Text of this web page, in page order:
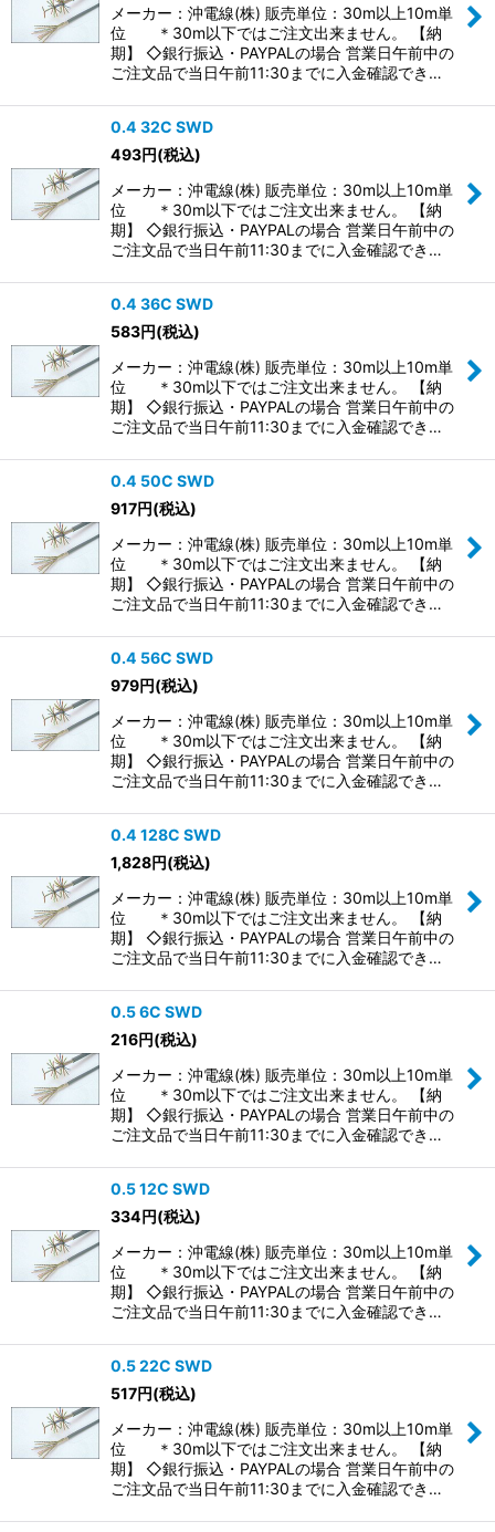
メーカー：沖電線(株) 販売単位：30m以上10m単
位 ＊30m以下ではご注文出来ません。 【納
期】 ◇銀行振込・PAYPALの場合 営業日午前中の
ご注文品で当日午前11:30までに入金確認でき…
0.4 32C SWD
493円(税込)
メーカー：沖電線(株) 販売単位：30m以上10m単
位 ＊30m以下ではご注文出来ません。 【納
期】 ◇銀行振込・PAYPALの場合 営業日午前中の
ご注文品で当日午前11:30までに入金確認でき…
0.4 36C SWD
583円(税込)
メーカー：沖電線(株) 販売単位：30m以上10m単
位 ＊30m以下ではご注文出来ません。 【納
期】 ◇銀行振込・PAYPALの場合 営業日午前中の
ご注文品で当日午前11:30までに入金確認でき…
0.4 50C SWD
917円(税込)
メーカー：沖電線(株) 販売単位：30m以上10m単
位 ＊30m以下ではご注文出来ません。 【納
期】 ◇銀行振込・PAYPALの場合 営業日午前中の
ご注文品で当日午前11:30までに入金確認でき…
0.4 56C SWD
979円(税込)
メーカー：沖電線(株) 販売単位：30m以上10m単
位 ＊30m以下ではご注文出来ません。 【納
期】 ◇銀行振込・PAYPALの場合 営業日午前中の
ご注文品で当日午前11:30までに入金確認でき…
0.4 128C SWD
1,828円(税込)
メーカー：沖電線(株) 販売単位：30m以上10m単
位 ＊30m以下ではご注文出来ません。 【納
期】 ◇銀行振込・PAYPALの場合 営業日午前中の
ご注文品で当日午前11:30までに入金確認でき…
0.5 6C SWD
216円(税込)
メーカー：沖電線(株) 販売単位：30m以上10m単
位 ＊30m以下ではご注文出来ません。 【納
期】 ◇銀行振込・PAYPALの場合 営業日午前中の
ご注文品で当日午前11:30までに入金確認でき…
0.5 12C SWD
334円(税込)
メーカー：沖電線(株) 販売単位：30m以上10m単
位 ＊30m以下ではご注文出来ません。 【納
期】 ◇銀行振込・PAYPALの場合 営業日午前中の
ご注文品で当日午前11:30までに入金確認でき…
0.5 22C SWD
517円(税込)
メーカー：沖電線(株) 販売単位：30m以上10m単
位 ＊30m以下ではご注文出来ません。 【納
期】 ◇銀行振込・PAYPALの場合 営業日午前中の
ご注文品で当日午前11:30までに入金確認でき…